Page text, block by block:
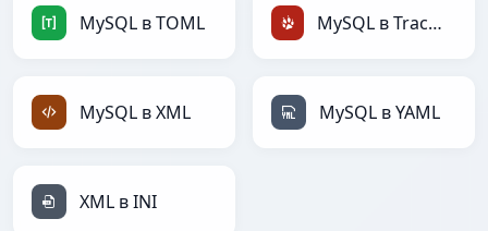
MySQL в TOML MySQL в TracWiki
MySQL в XML MySQL в YAML
XML в INI